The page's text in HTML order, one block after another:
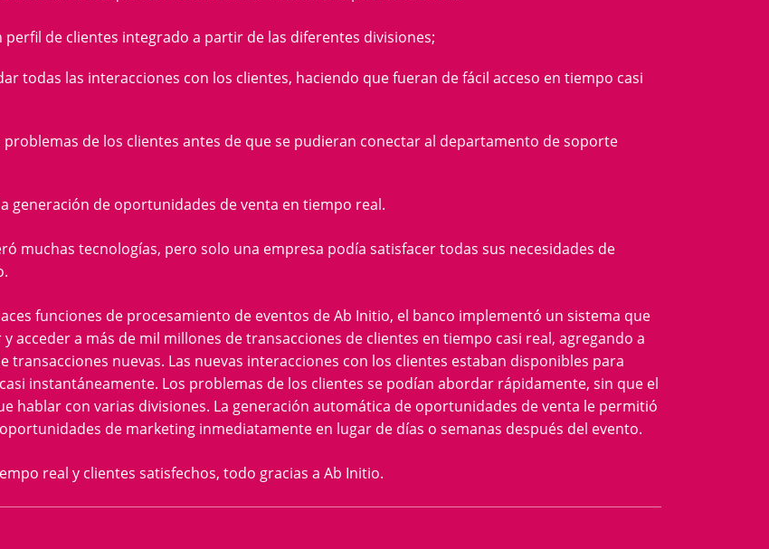
de clientes integrado a partir de las diferentes divisiones;
todas las interacciones con los clientes, haciendo que fueran de fácil acceso en tiempo casi
de los clientes antes de que se pudieran conectar al departamento de soporte
generación de oportunidades de venta en tiempo real.
muchas tecnologías, pero solo una empresa podía satisfacer todas sus necesidades de
funciones de procesamiento de eventos de Ab Initio, el banco implementó un sistema que
acceder a más de mil millones de transacciones de clientes en tiempo casi real, agregando a
transacciones nuevas. Las nuevas interacciones con los clientes estaban disponibles para
instantáneamente. Los problemas de los clientes se podían abordar rápidamente, sin que el
hablar con varias divisiones. La generación automática de oportunidades de venta le permitió
de marketing inmediatamente en lugar de días o semanas después del evento.
real y clientes satisfechos, todo gracias a Ab Initio.